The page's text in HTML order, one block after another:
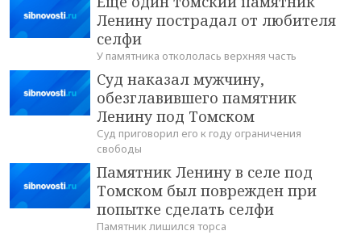
Ленину пострадал от любителя
селфи
У памятника откололась верхняя часть
Суд наказал мужчину,
обезглавившего памятник
Ленину под Томском
Суд приговорил его к году ограничения
свободы
Памятник Ленину в селе под
Томском был поврежден при
попытке сделать селфи
Памятник лишился торса